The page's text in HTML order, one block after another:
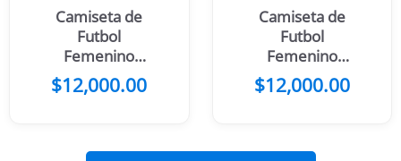
Camiseta de
Futbol
Femenino
Rosado Figuras
Amarillas
$12,000.00
Camiseta de
Futbol
Femenino
Blanco Morado
Rosado
$12,000.00